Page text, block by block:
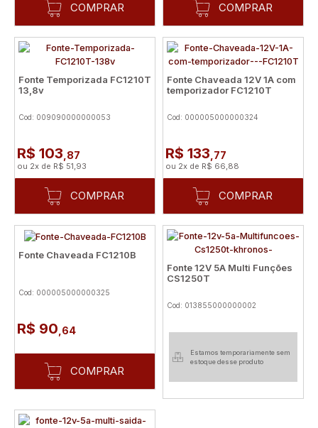
COMPRAR COMPRAR
Fonte Temporizada FC1210T
13,8v
Cod: 009090000000053
R$ 103 ,87
ou 2x de R$ 51,93
COMPRAR
Fonte Chaveada 12V 1A com
temporizador FC1210T
Cod: 000005000000324
R$ 133 ,77
ou 2x de R$ 66,88
COMPRAR
Fonte Chaveada FC1210B
Cod: 000005000000325
R$ 90 ,64
COMPRAR
Fonte 12V 5A Multi Funções
CS1250T
Cod: 013855000000002
Estamos temporariamente sem
estoque desse produto